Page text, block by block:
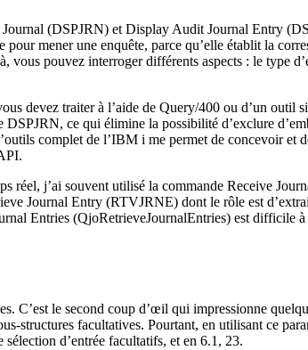
(DSPJRN) et Display Audit Journal Entry
mener une enquête, parce qu’elle établit la
pouvez interroger différents aspects : le type
devez traiter à l’aide de Query/400 ou d’un outil
ce qui élimine la possibilité d’exclure
complet de l’IBM i me permet de concevoir et
réel, j’ai souvent utilisé la commande Receive
Journal Entry (RTVJRNE) dont le rôle est
Entries (QjoRetrieveJournalEntries) est difficile
C’est le second coup d’œil qui impressionne
structures facultatives. Pourtant, en utilisant ce
d’entrée facultatifs, et en 6.1, 23.